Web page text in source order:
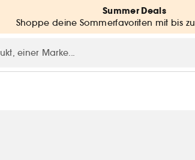
Summer Deals
Shoppe deine Sommerfavoriten mit bis zu